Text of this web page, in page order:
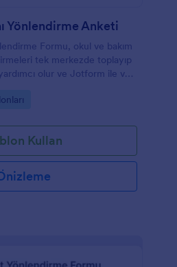
Yönlendirme Anketi
Formu, okul ve bakım
tek merkezde toplayıp
olur ve Jotform ile veri
Kullan